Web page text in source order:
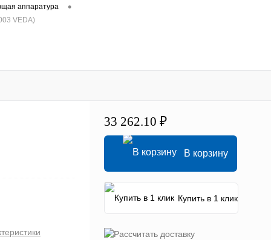
аппаратура •
VEDA)
33 262.10 ₽
В корзину
Купить в 1 клик